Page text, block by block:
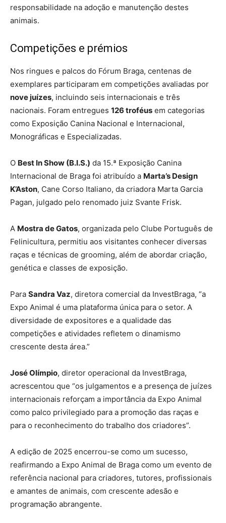
responsabilidade na adoção e manutenção destes
animais.
Competições e prémios
Nos ringues e palcos do Fórum Braga, centenas de
exemplares participaram em competições avaliadas por
nove juízes, incluindo seis internacionais e três
nacionais. Foram entregues 126 troféus em categorias
como Exposição Canina Nacional e Internacional,
Monográficas e Especializadas.
O Best In Show (B.I.S.) da 15.ª Exposição Canina
Internacional de Braga foi atribuído a Marta’s Design
K’Aston, Cane Corso Italiano, da criadora Marta Garcia
Pagan, julgado pelo renomado juiz Svante Frisk.
A Mostra de Gatos, organizada pelo Clube Português de
Felinicultura, permitiu aos visitantes conhecer diversas
raças e técnicas de grooming, além de abordar criação,
genética e classes de exposição.
Para Sandra Vaz, diretora comercial da InvestBraga, “a
Expo Animal é uma plataforma única para o setor. A
diversidade de expositores e a qualidade das
competições e atividades refletem o dinamismo
crescente desta área.”
José Olímpio, diretor operacional da InvestBraga,
acrescentou que “os julgamentos e a presença de juízes
internacionais reforçam a importância da Expo Animal
como palco privilegiado para a promoção das raças e
para o reconhecimento do trabalho dos criadores”.
A edição de 2025 encerrou-se como um sucesso,
reafirmando a Expo Animal de Braga como um evento de
referência nacional para criadores, tutores, profissionais
e amantes de animais, com crescente adesão e
programação abrangente.